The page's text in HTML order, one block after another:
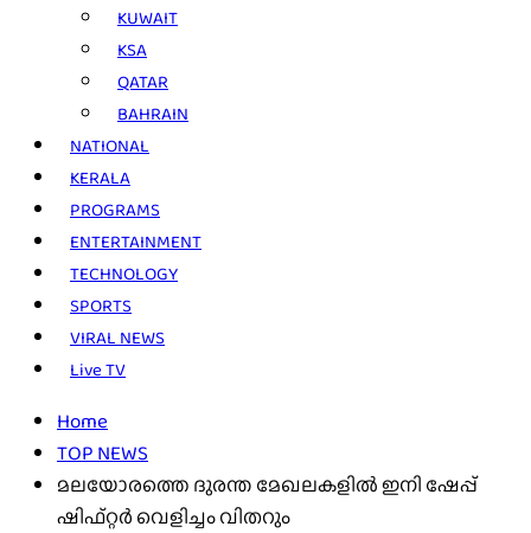
KUWAIT
KSA
QATAR
BAHRAIN
NATIONAL
KERALA
PROGRAMS
ENTERTAINMENT
TECHNOLOGY
SPORTS
VIRAL NEWS
Live TV
Home
TOP NEWS
മലയോരത്തെ ദുരന്ത മേഖലകളിൽ ഇനി ഷേപ്പ്
ഷിഫ്റ്റർ വെളിച്ചം വിതറും